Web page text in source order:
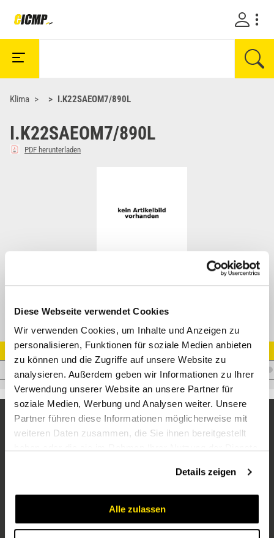
Diese Webseite verwendet Cookies
Wir verwenden Cookies, um Inhalte und Anzeigen zu
personalisieren, Funktionen für soziale Medien anbieten
zu können und die Zugriffe auf unsere Website zu
analysieren. Außerdem geben wir Informationen zu Ihrer
Verwendung unserer Website an unsere Partner für
soziale Medien, Werbung und Analysen weiter. Unsere
Partner führen diese Informationen möglicherweise mit
weiteren Daten zusammen, die Sie ihnen bereitgestellt
Details zeigen
Alle zulassen
Klima I.K22SAEOM7/890L
I.K22SAEOM7/890L
PDF herunterladen
Artikel Nr.
I.K22SAEOM7/890L